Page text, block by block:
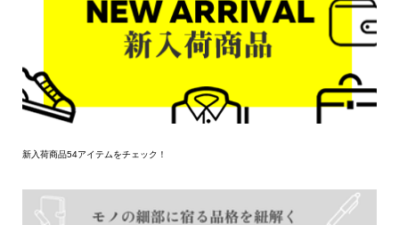
新入荷商品54アイテムをチェック！